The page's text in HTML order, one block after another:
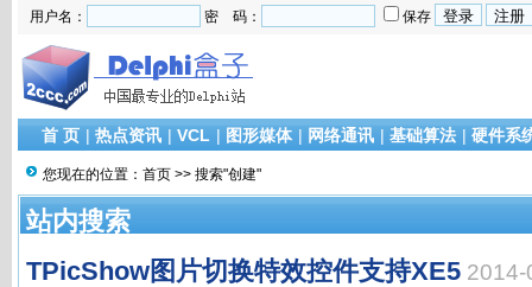
用户名： 密 码： 保存
首 页 | 热点资讯 | VCL | 图形媒体 | 网络通讯 | 基础算法 | 硬件系
您现在的位置： 首页 >> 搜索"创建"
站内搜索
TPicShow图片切换特效控件支持XE5 2014-